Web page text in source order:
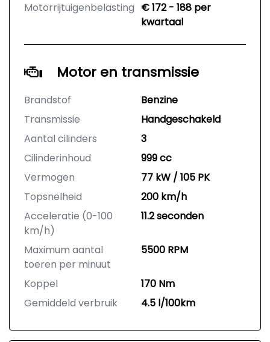
Motorrijtuigenbelasting € 172 - 188 per
kwartaal
Motor en transmissie
Brandstof
Benzine
Transmissie
Handgeschakeld
Aantal cilinders
3
Cilinderinhoud
999 cc
Vermogen
77 kW / 105 PK
Topsnelheid
200 km/h
Acceleratie (0-100
km/h)
11.2 seconden
Maximum aantal
toeren per minuut
5500 RPM
Koppel
170 Nm
Gemiddeld verbruik
4.5 l/100km